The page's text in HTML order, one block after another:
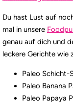
Du hast Lust auf
mal in unsere
genau auf dich und
leckere Gerichte wie
Paleo Schicht-
Paleo Banana
Paleo Papaya